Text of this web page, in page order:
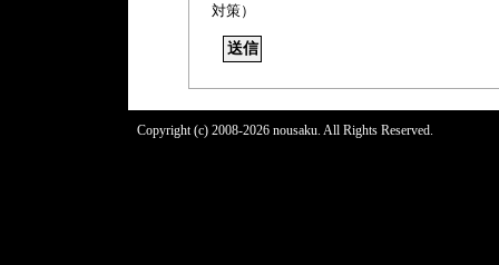
対策）
Copyright (c) 2008-2026 nousaku. All Rights Reserved.